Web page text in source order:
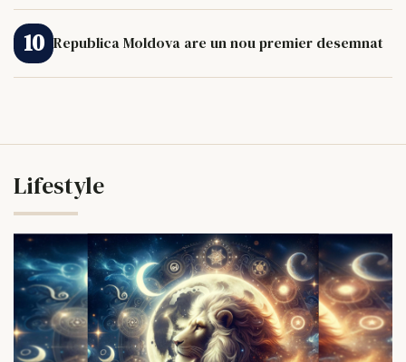
Republica Moldova are un nou premier desemnat
Lifestyle